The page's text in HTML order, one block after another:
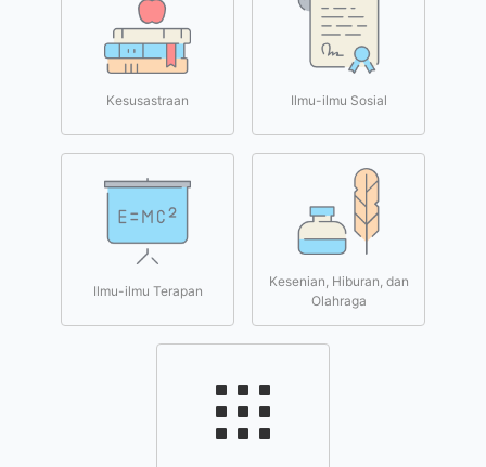
Kesusastraan Ilmu-ilmu Sosial
Ilmu-ilmu Terapan
Kesenian, Hiburan, dan
Olahraga